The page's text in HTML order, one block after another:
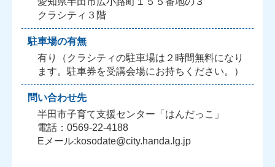
クラシティ３階
駐車場の有無
有り（クラシティの駐車場は２時間無料になり
ます。駐車券を受講会場にお持ちください。）
問い合わせ先
半田市子育て支援センター「はんだっこ」
電話：0569-22-4188
Eメール:kosodate@city.handa.lg.jp